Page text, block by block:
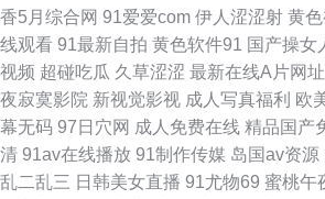
丝 成人网导航 精品欧美乱码 人妖网址 午夜性網 a
产 国产会所技师高跟 精品天天干天天 91情趣视频
爱 91大神精品人妻 豆花视频
香5月综合网 91爱爱com 伊人涩涩射 黄
线观看 91最新自拍 黄色软件91 国产操女
视频 超碰吃瓜 久草涩涩 最新在线A片网址
夜寂寞影院 新视觉影视 成人写真福利 欧
幕无码 97日穴网 成人免费在线 精品国产
清 91av在线播放 91制作传媒 岛国av资源
乱二乱三 日韩美女直播 91尤物69 蜜桃午